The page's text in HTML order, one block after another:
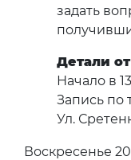
задать
Детали
Начало в
Запись по
Ул.
Воскресенье